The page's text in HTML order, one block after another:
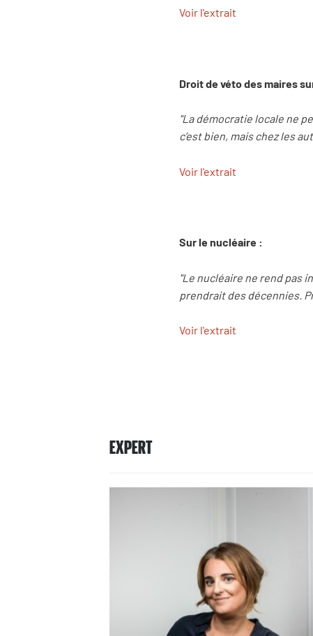
Voir l'extrait
Droit de véto des maires
"La démocratie locale ne
c’est bien, mais chez les
Voir l'extrait
Sur le nucléaire :
"Le nucléaire ne rend pas
prendrait des décennies.
Voir l'extrait
EXPERT